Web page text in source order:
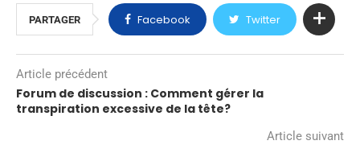
PARTAGER Facebook Twitter
Article précédent
Forum de discussion : Comment gérer la
transpiration excessive de la tête?
Article suivant